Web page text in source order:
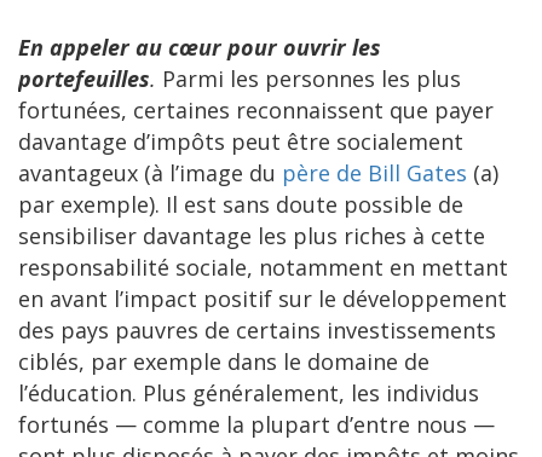
En appeler au cœur pour ouvrir les
portefeuilles. Parmi les personnes les plus
fortunées, certaines reconnaissent que payer
davantage d’impôts peut être socialement
avantageux (à l’image du père de Bill Gates (a)
par exemple). Il est sans doute possible de
sensibiliser davantage les plus riches à cette
responsabilité sociale, notamment en mettant
en avant l’impact positif sur le développement
des pays pauvres de certains investissements
ciblés, par exemple dans le domaine de
l’éducation. Plus généralement, les individus
fortunés — comme la plupart d’entre nous —